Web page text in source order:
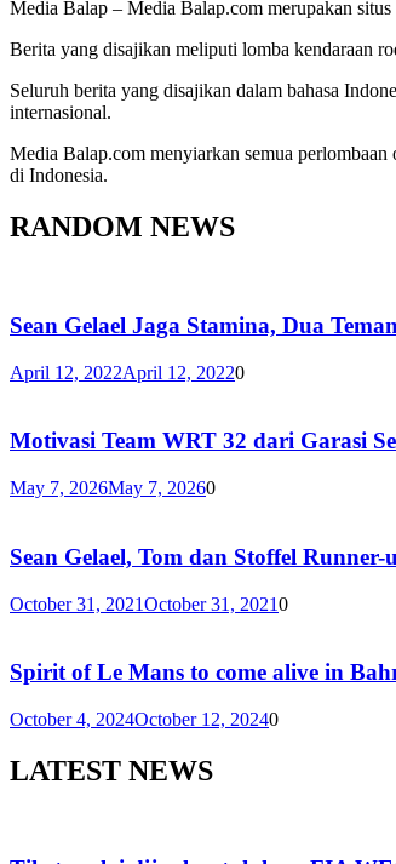
Media Balap – Media Balap.com merupakan
Berita yang disajikan meliputi lomba kendaraan
Seluruh berita yang disajikan dalam bahasa
internasional.
Media Balap.com menyiarkan semua
di Indonesia.
RANDOM NEWS
Sean Gelael Jaga Stamina, Dua
April 12, 2022April 12, 20220
Motivasi Team WRT 32 dari Garasi
May 7, 2026May 7, 20260
Sean Gelael, Tom dan Stoffel
October 31, 2021October 31, 20210
Spirit of Le Mans to come alive in
October 4, 2024October 12, 20240
LATEST NEWS